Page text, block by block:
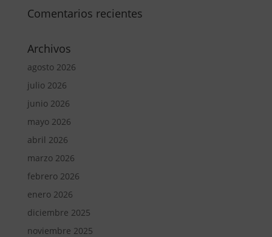
Comentarios recientes
Archivos
agosto 2026
julio 2026
junio 2026
mayo 2026
abril 2026
marzo 2026
febrero 2026
enero 2026
diciembre 2025
noviembre 2025